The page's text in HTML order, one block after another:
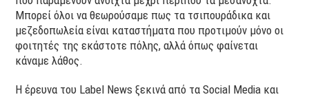
Μπορεί όλοι να θεωρούσαμε πως τα τσιπουράδικα και
μεζεδοπωλεία είναι καταστήματα που προτιμούν μόνο οι
φοιτητές της εκάστοτε πόλης, αλλά όπως φαίνεται
κάναμε λάθος.
Η έρευνα του Label News ξεκινά από τα Social Media και